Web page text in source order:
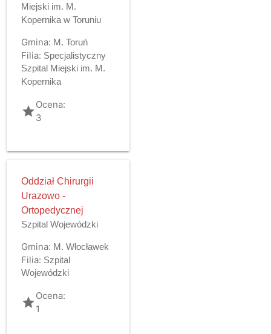
Miejski im. M.
Kopernika w Toruniu
Gmina: M. Toruń
Filia: Specjalistyczny
Szpital Miejski im. M.
Kopernika
gradeOcena:
3
Oddział Chirurgii
Urazowo -
Ortopedycznej
Szpital Wojewódzki
Gmina: M. Włocławek
Filia: Szpital
Wojewódzki
gradeOcena:
1